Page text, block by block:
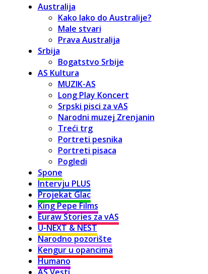
Australija
Kako lako do Australije?
Male stvari
Prava Australija
Srbija
Bogatstvo Srbije
AS Kultura
MUZIK-AS
Long Play Koncert
Srpski pisci za vAS
Narodni muzej Zrenjanin
Treći trg
Portreti pesnika
Portreti pisaca
Pogledi
Spone
Intervju PLUS
Projekat Glac
King Pepe Films
Euraw Stories za vAS
U-NEXT & NEST
Narodno pozorište
Kengur u opancima
Humano
AS Vesti